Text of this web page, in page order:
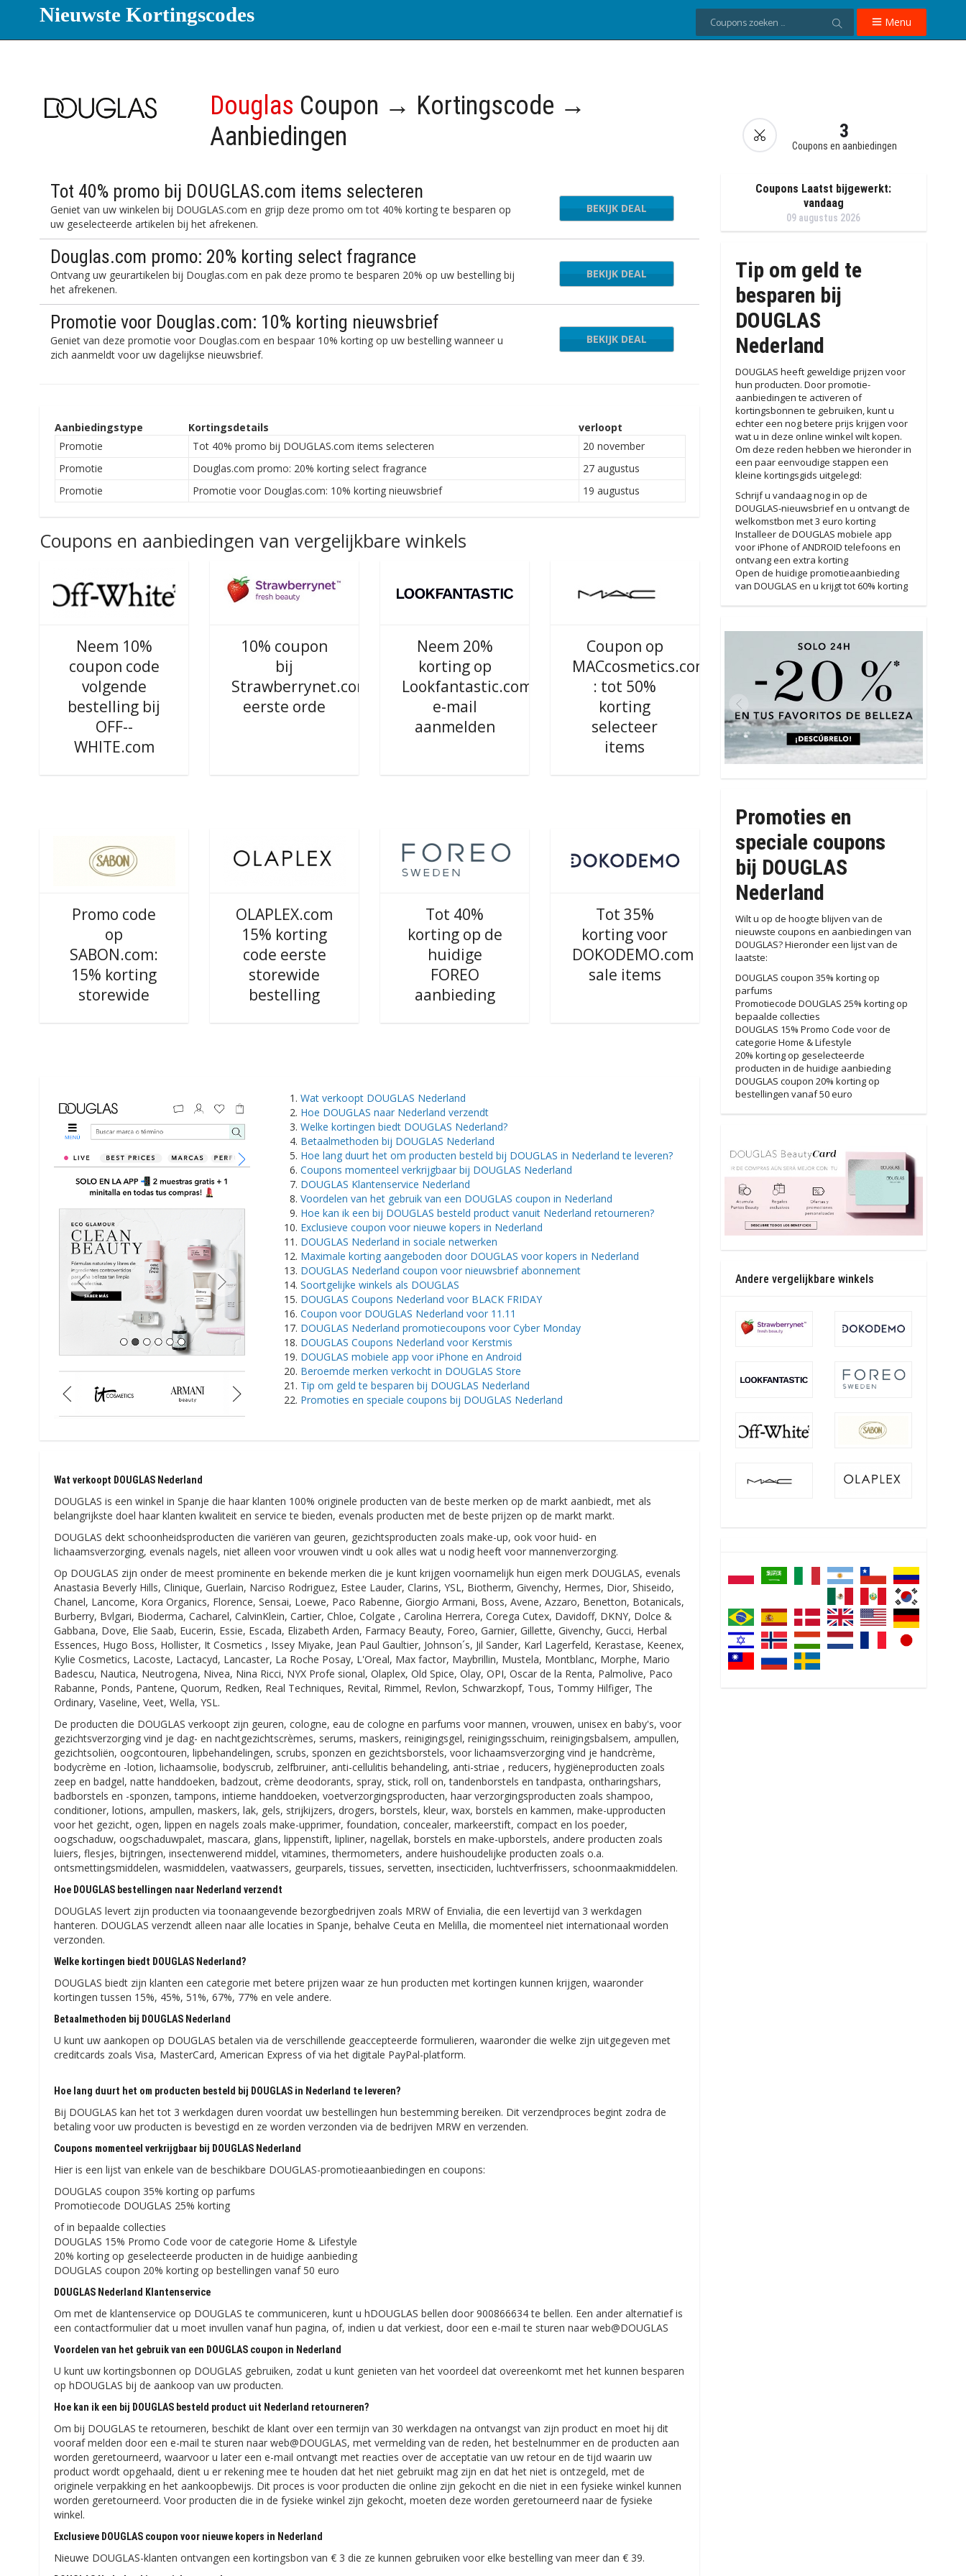
Nieuwste Kortingscodes Menu
Douglas Coupon → Kortingscode →
Aanbiedingen
3
Coupons en aanbiedingen
Tot 40% promo bij DOUGLAS.com items selecteren
Geniet van uw winkelen bij DOUGLAS.com en grijp deze promo om tot 40% korting te besparen op
uw geselecteerde artikelen bij het afrekenen.
BEKIJK DEAL
Douglas.com promo: 20% korting select fragrance
Ontvang uw geurartikelen bij Douglas.com en pak deze promo te besparen 20% op uw bestelling bij
het afrekenen.
BEKIJK DEAL
Promotie voor Douglas.com: 10% korting nieuwsbrief
Geniet van deze promotie voor Douglas.com en bespaar 10% korting op uw bestelling wanneer u
zich aanmeldt voor uw dagelijkse nieuwsbrief.
BEKIJK DEAL
Aanbiedingstype Kortingsdetails
verloopt
Promotie
Tot 40% promo bij DOUGLAS.com items selecteren
20 november
Promotie
Douglas.com promo: 20% korting select fragrance
27 augustus
Promotie
Promotie voor Douglas.com: 10% korting nieuwsbrief 19 augustus
Coupons en aanbiedingen van vergelijkbare winkels
Neem 10%
coupon code
volgende
bestelling bij
OFF--
WHITE.com
10% coupon
bij
Strawberrynet.com
eerste orde
Neem 20%
korting op
Lookfantastic.com
e-mail
aanmelden
Coupon op
MACcosmetics.com
: tot 50%
korting
selecteer
items
Promo code
op
SABON.com:
15% korting
storewide
OLAPLEX.com
15% korting
code eerste
storewide
bestelling
Tot 40%
korting op de
huidige
FOREO
aanbieding
Tot 35%
korting voor
DOKODEMO.com
sale items
Wat verkoopt DOUGLAS Nederland
Hoe DOUGLAS naar Nederland verzendt
Welke kortingen biedt DOUGLAS Nederland?
Betaalmethoden bij DOUGLAS Nederland
Hoe lang duurt het om producten besteld bij DOUGLAS in Nederland te leveren?
Coupons momenteel verkrijgbaar bij DOUGLAS Nederland
DOUGLAS Klantenservice Nederland
Voordelen van het gebruik van een DOUGLAS coupon in Nederland
Hoe kan ik een bij DOUGLAS besteld product vanuit Nederland retourneren?
Exclusieve coupon voor nieuwe kopers in Nederland
DOUGLAS Nederland in sociale netwerken
Maximale korting aangeboden door DOUGLAS voor kopers in Nederland
DOUGLAS Nederland coupon voor nieuwsbrief abonnement
Soortgelijke winkels als DOUGLAS
DOUGLAS Coupons Nederland voor BLACK FRIDAY
Coupon voor DOUGLAS Nederland voor 11.11
DOUGLAS Nederland promotiecoupons voor Cyber ​​​​Monday
DOUGLAS Coupons Nederland voor Kerstmis
DOUGLAS mobiele app voor iPhone en Android
Beroemde merken verkocht in DOUGLAS Store
Tip om geld te besparen bij DOUGLAS Nederland
Promoties en speciale coupons bij DOUGLAS Nederland
Wat verkoopt DOUGLAS Nederland
DOUGLAS is een winkel in Spanje die haar klanten 100% originele producten van de beste merken op de markt aanbiedt, met als
belangrijkste doel haar klanten kwaliteit en service te bieden, evenals producten met de beste prijzen op de markt markt.
DOUGLAS dekt schoonheidsproducten die variëren van geuren, gezichtsproducten zoals make-up, ook voor huid- en
lichaamsverzorging, evenals nagels, niet alleen voor vrouwen vindt u ook alles wat u nodig heeft voor mannenverzorging.
Op DOUGLAS zijn onder de meest prominente en bekende merken die je kunt krijgen voornamelijk hun eigen merk DOUGLAS, evenals
Anastasia Beverly Hills, Clinique, Guerlain, Narciso Rodriguez, Estee Lauder, Clarins, YSL, Biotherm, Givenchy, Hermes, Dior, Shiseido,
Chanel, Lancome, Kora Organics, Florence, Sensai, Loewe, Paco Rabenne, Giorgio Armani, Boss, Avene, Azzaro, Benetton, Botanicals,
Burberry, Bvlgari, Bioderma, Cacharel, CalvinKlein, Cartier, Chloe, Colgate , Carolina Herrera, Corega Cutex, Davidoff, DKNY, Dolce &
Gabbana, Dove, Elie Saab, Eucerin, Essie, Escada, Elizabeth Arden, Farmacy Beauty, Foreo, Garnier, Gillette, Givenchy, Gucci, Herbal
Essences, Hugo Boss, Hollister, It Cosmetics , Issey Miyake, Jean Paul Gaultier, Johnson´s, Jil Sander, Karl Lagerfeld, Kerastase, Keenex,
Kylie Cosmetics, Lacoste, Lactacyd, Lancaster, La Roche Posay, L'Oreal, Max factor, Maybrillin, Mustela, Montblanc, Morphe, Mario
Badescu, Nautica, Neutrogena, Nivea, Nina Ricci, NYX Profe sional, Olaplex, Old Spice, Olay, OPI, Oscar de la Renta, Palmolive, Paco
Rabanne, Ponds, Pantene, Quorum, Redken, Real Techniques, Revital, Rimmel, Revlon, Schwarzkopf, Tous, Tommy Hilfiger, The
Ordinary, Vaseline, Veet, Wella, YSL.
De producten die DOUGLAS verkoopt zijn geuren, cologne, eau de cologne en parfums voor mannen, vrouwen, unisex en baby's, voor
gezichtsverzorging vind je dag- en nachtgezichtscrèmes, serums, maskers, reinigingsgel, reinigingsschuim, reinigingsbalsem, ampullen,
gezichtsoliën, oogcontouren, lipbehandelingen, scrubs, sponzen en gezichtsborstels, voor lichaamsverzorging vind je handcrème,
bodycrème en -lotion, lichaamsolie, bodyscrub, zelfbruiner, anti-cellulitis behandeling, anti-striae , reducers, hygiëneproducten zoals
zeep en badgel, natte handdoeken, badzout, crème deodorants, spray, stick, roll on, tandenborstels en tandpasta, ontharingshars,
badborstels en -sponzen, tampons, intieme handdoeken, voetverzorgingsproducten, haar verzorgingsproducten zoals shampoo,
conditioner, lotions, ampullen, maskers, lak, gels, strijkijzers, drogers, borstels, kleur, wax, borstels en kammen, make-upproducten
voor het gezicht, ogen, lippen en nagels zoals make-upprimer, foundation, concealer, markeerstift, compact en los poeder,
oogschaduw, oogschaduwpalet, mascara, glans, lippenstift, lipliner, nagellak, borstels en make-upborstels, andere producten zoals
luiers, flesjes, bijtringen, insectenwerend middel, vitamines, thermometers, andere huishoudelijke producten zoals o.a.
ontsmettingsmiddelen, wasmiddelen, vaatwassers, geurparels, tissues, servetten, insecticiden, luchtverfrissers, schoonmaakmiddelen.
Hoe DOUGLAS bestellingen naar Nederland verzendt
DOUGLAS levert zijn producten via toonaangevende bezorgbedrijven zoals MRW of Envialia, die een levertijd van 3 werkdagen
hanteren. DOUGLAS verzendt alleen naar alle locaties in Spanje, behalve Ceuta en Melilla, die momenteel niet internationaal worden
verzonden.
Welke kortingen biedt DOUGLAS Nederland?
DOUGLAS biedt zijn klanten een categorie met betere prijzen waar ze hun producten met kortingen kunnen krijgen, waaronder
kortingen tussen 15%, 45%, 51%, 67%, 77% en vele andere.
Betaalmethoden bij DOUGLAS Nederland
U kunt uw aankopen op DOUGLAS betalen via de verschillende geaccepteerde formulieren, waaronder die welke zijn uitgegeven met
creditcards zoals Visa, MasterCard, American Express of via het digitale PayPal-platform.
Hoe lang duurt het om producten besteld bij DOUGLAS in Nederland te leveren?
Bij DOUGLAS kan het tot 3 werkdagen duren voordat uw bestellingen hun bestemming bereiken. Dit verzendproces begint zodra de
betaling voor uw producten is bevestigd en ze worden verzonden via de bedrijven MRW en verzenden.
Coupons momenteel verkrijgbaar bij DOUGLAS Nederland
Hier is een lijst van enkele van de beschikbare DOUGLAS-promotieaanbiedingen en coupons:
DOUGLAS coupon 35% korting op parfums
Promotiecode DOUGLAS 25% korting
of in bepaalde collecties
DOUGLAS 15% Promo Code voor de categorie Home & Lifestyle
20% korting op geselecteerde producten in de huidige aanbieding
DOUGLAS coupon 20% korting op bestellingen vanaf 50 euro
DOUGLAS Nederland Klantenservice
Om met de klantenservice op DOUGLAS te communiceren, kunt u hDOUGLAS bellen door 900866634 te bellen. Een ander alternatief is
een contactformulier dat u moet invullen vanaf hun pagina, of, indien u dat verkiest, door een e-mail te sturen naar web@DOUGLAS
Voordelen van het gebruik van een DOUGLAS coupon in Nederland
U kunt uw kortingsbonnen op DOUGLAS gebruiken, zodat u kunt genieten van het voordeel dat overeenkomt met het kunnen besparen
op hDOUGLAS bij de aankoop van uw producten.
Hoe kan ik een bij DOUGLAS besteld product uit Nederland retourneren?
Om bij DOUGLAS te retourneren, beschikt de klant over een termijn van 30 werkdagen na ontvangst van zijn product en moet hij dit
vooraf melden door een e-mail te sturen naar web@DOUGLAS, met vermelding van de reden, het bestelnummer en de producten aan
worden geretourneerd, waarvoor u later een e-mail ontvangt met reacties over de acceptatie van uw retour en de tijd waarin uw
product wordt opgehaald, dient u er rekening mee te houden dat het niet gebruikt mag zijn en dat het niet is ontzegeld, met de
originele verpakking en het aankoopbewijs. Dit proces is voor producten die online zijn gekocht en die niet in een fysieke winkel kunnen
worden geretourneerd. Voor producten die in de fysieke winkel zijn gekocht, moeten deze worden geretourneerd naar de fysieke
winkel.
Exclusieve DOUGLAS coupon voor nieuwe kopers in Nederland
Nieuwe DOUGLAS-klanten ontvangen een kortingsbon van € 3 die ze kunnen gebruiken voor elke bestelling van meer dan € 39.
Coupons Laatst bijgewerkt:
vandaag
09 augustus 2026
Tip om geld te
besparen bij
DOUGLAS
Nederland
DOUGLAS heeft geweldige prijzen voor
hun producten. Door promotie-
aanbiedingen te activeren of
kortingsbonnen te gebruiken, kunt u
echter een nog betere prijs krijgen voor
wat u in deze online winkel wilt kopen.
Om deze reden hebben we hieronder in
een paar eenvoudige stappen een
kleine kortingsgids uitgelegd:
Schrijf u vandaag nog in op de
DOUGLAS-nieuwsbrief en u ontvangt de
welkomstbon met 3 euro korting
Installeer de DOUGLAS mobiele app
voor iPhone of ANDROID telefoons en
ontvang een extra korting
Open de huidige promotieaanbieding
van DOUGLAS en u krijgt tot 60% korting
Promoties en
speciale coupons
bij DOUGLAS
Nederland
Wilt u op de hoogte blijven van de
nieuwste coupons en aanbiedingen van
DOUGLAS? Hieronder een lijst van de
laatste:
DOUGLAS coupon 35% korting op
parfums
Promotiecode DOUGLAS 25% korting op
bepaalde collecties
DOUGLAS 15% Promo Code voor de
categorie Home & Lifestyle
20% korting op geselecteerde
producten in de huidige aanbieding
DOUGLAS coupon 20% korting op
bestellingen vanaf 50 euro
Andere vergelijkbare winkels